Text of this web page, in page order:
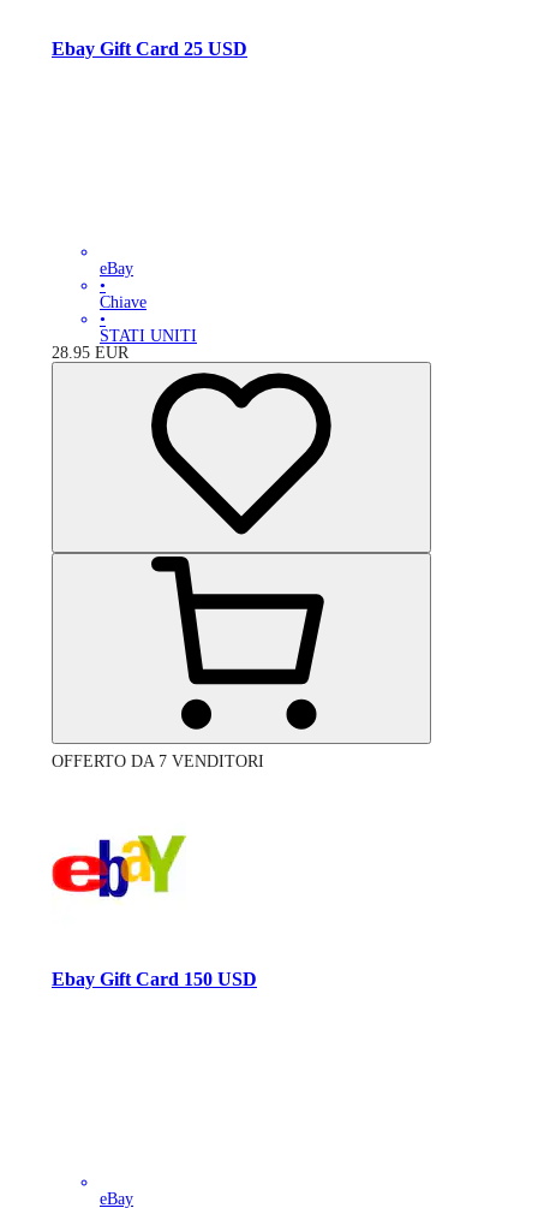
Ebay Gift Card 25 USD
eBay
•
Chiave
•
STATI UNITI
28.95 EUR
OFFERTO DA 7 VENDITORI
Ebay Gift Card 150 USD
eBay